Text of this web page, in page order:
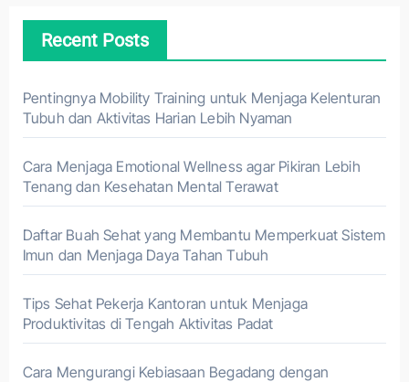
Recent Posts
Pentingnya Mobility Training untuk Menjaga Kelenturan
Tubuh dan Aktivitas Harian Lebih Nyaman
Cara Menjaga Emotional Wellness agar Pikiran Lebih
Tenang dan Kesehatan Mental Terawat
Daftar Buah Sehat yang Membantu Memperkuat Sistem
Imun dan Menjaga Daya Tahan Tubuh
Tips Sehat Pekerja Kantoran untuk Menjaga
Produktivitas di Tengah Aktivitas Padat
Cara Mengurangi Kebiasaan Begadang dengan